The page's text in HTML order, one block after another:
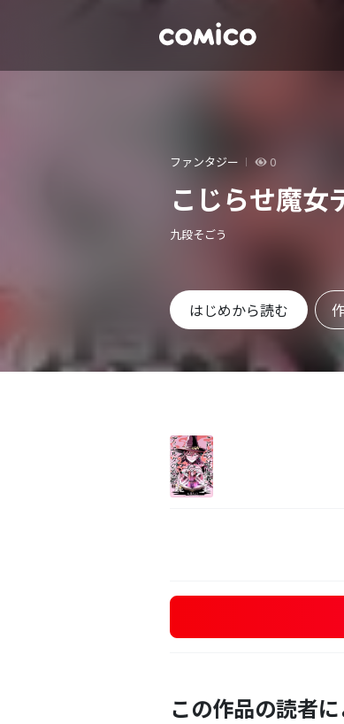
ファンタジー 0
こじらせ魔女
九段そごう
はじめから読む
この作品の読者